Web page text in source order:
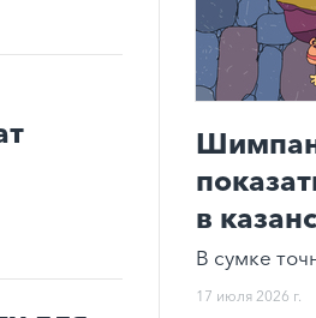
в
В сумке
17 июля 2026 г.